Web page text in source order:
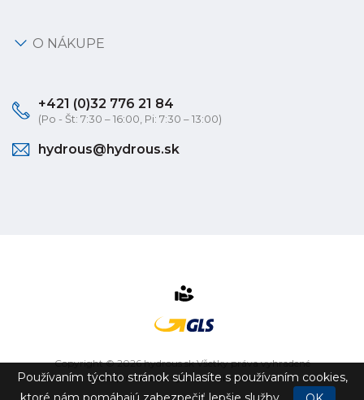
O NÁKUPE
+421 (0)32 776 21 84
(Po - Št: 7:30 – 16:00, Pi: 7:30 – 13:00)
hydrous@hydrous.sk
Copyright © 2026 hydrous.sk Všetky práva vyhradené
eshop na mieruvytvorilovibration.sk
Používaním týchto stránok súhlasíte s používaním cookies,